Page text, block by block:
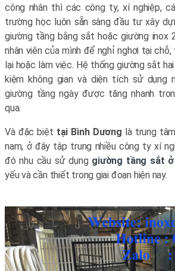
công nhân thì các công ty, xí nghiệp,
trường học luôn sẵn sàng đầu tư xây
giường tầng bằng sắt hoặc giường inox
nhân viên của mình để nghỉ nghơi tại
lại hoặc làm việc. Hệ thống giường sắt
kiệm không gian và diện tích sử dụng
giường tầng ngày được tăng nhanh
qua.
Và đặc biệt tại Bình Dương là trung
nam, ở đây tập trung nhiều công ty xí
đó nhu cầu sử dụng giường tầng sắt ở
yếu và cần thiết trong giai đoạn hiện nay.